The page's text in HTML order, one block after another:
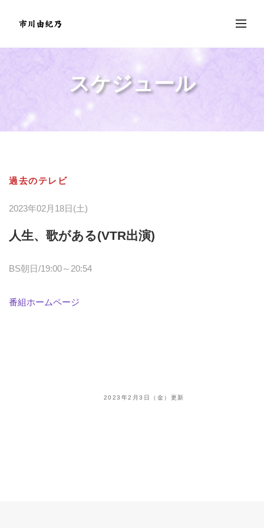
スケジュール
過去のテレビ
2023年02月18日(土)
人生、歌がある(VTR出演)
BS朝日/19:00～20:54
番組ホームページ
2023年2月3日（金）更新